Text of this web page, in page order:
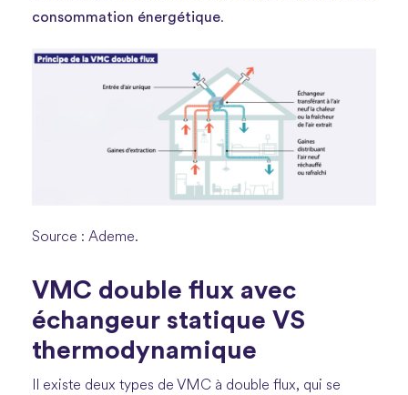
consommation énergétique.
Source : Ademe.
VMC double flux avec
échangeur statique VS
thermodynamique
Il existe deux types de VMC à double flux, qui se